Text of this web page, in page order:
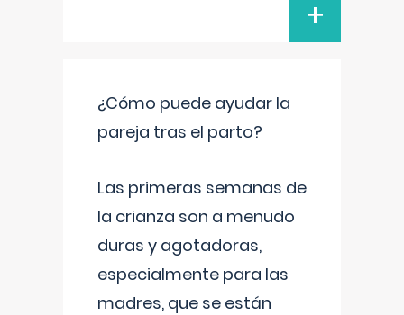
+
¿Cómo puede ayudar la
pareja tras el parto?
Las primeras semanas de
la crianza son a menudo
duras y agotadoras,
especialmente para las
madres, que se están